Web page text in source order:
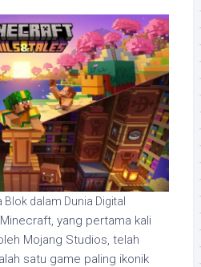
Blok dalam Dunia Digital
yang pertama kali
Mojang Studios, telah
satu game paling ikonik